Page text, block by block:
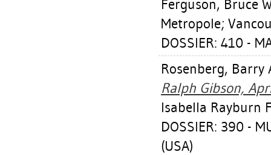
Ferguson, Bruce
Metropole;
DOSSIER: 410 -
Rosenberg, Barry
Ralph Gibson,
Isabella Rayburn
DOSSIER: 390 -
(USA)